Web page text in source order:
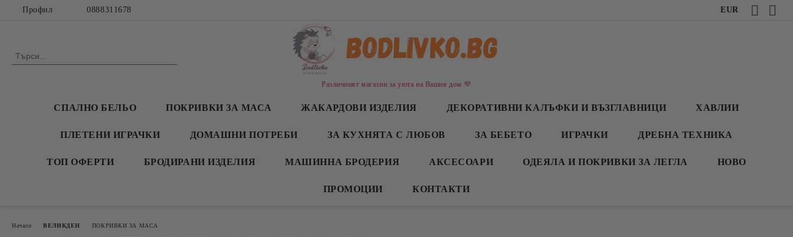
Профил 0888311678 EUR
Различният магазин за уюта на Вашия дом 💜
СПАЛНО БЕЛЬО ПОКРИВКИ ЗА МАСА ЖАКАРДОВИ ИЗДЕЛИЯ ДЕКОРАТИВНИ КАЛЪФКИ И ВЪЗГЛАВНИЦИ ХАВЛИИ
ПЛЕТЕНИ ИГРАЧКИ ДОМАШНИ ПОТРЕБИ ЗА КУХНЯТА С ЛЮБОВ ЗА БЕБЕТО ИГРАЧКИ ДРЕБНА ТЕХНИКА
ТОП ОФЕРТИ БРОДИРАНИ ИЗДЕЛИЯ МАШИННА БРОДЕРИЯ АКСЕСОАРИ ОДЕЯЛА И ПОКРИВКИ ЗА ЛЕГЛА НОВО
ПРОМОЦИИ КОНТАКТИ
Начало ВЕЛИКДЕН ПОКРИВКИ ЗА МАСА